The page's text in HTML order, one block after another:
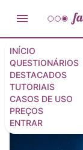
INÍCIO
QUESTIONÁRIOS
DESTACADOS
TUTORIAIS
CASOS DE USO
PREÇOS
ENTRAR
Quiz
Fatos
11 questões